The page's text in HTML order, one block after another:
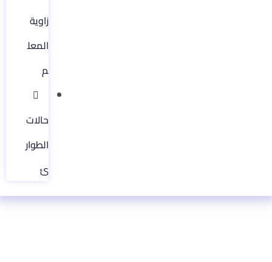
زاوية
المعل
م
حالات
الطوار
ئ